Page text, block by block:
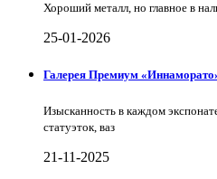
Хороший металл, но главное в
25-01-2026
Галерея Премиум
Изысканность в каждом
статуэток, ваз
21-11-2025